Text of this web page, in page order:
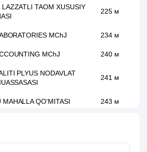
LAZZATLI TAOM XUSUSIY
225 м
MChJ 234 м
MChJ 240 м
PLYUS NODAVLAT
241 м
MAHALLA QO'MITASI 243 м
267 м